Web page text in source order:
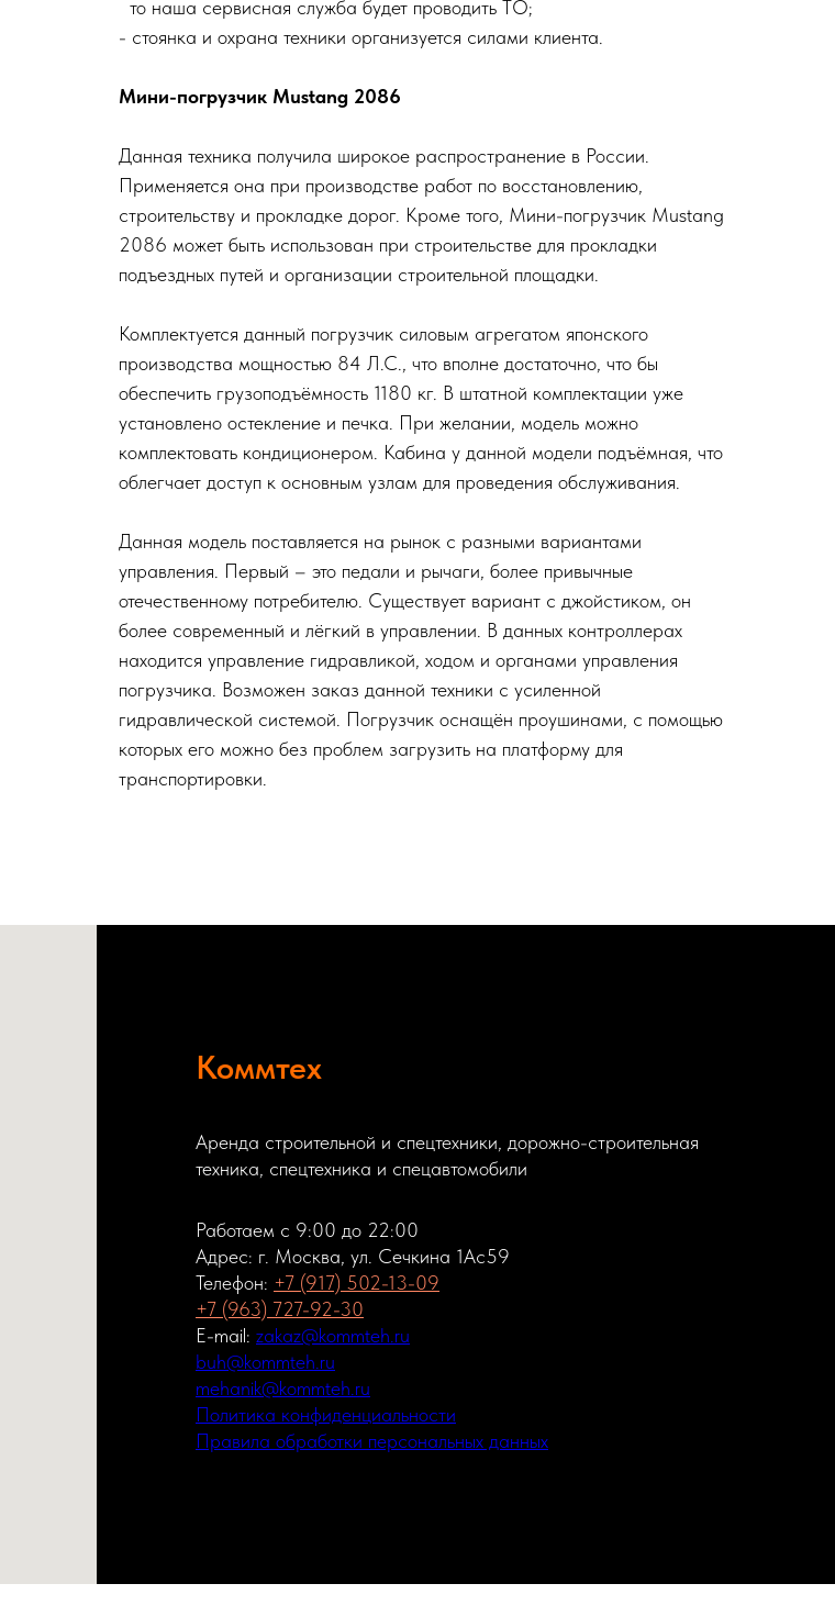
то наша сервисная служба будет проводить ТО;
- стоянка и охрана техники организуется силами клиента.
Мини-погрузчик Mustang 2086
Данная техника получила широкое распространение в России.
Применяется она при производстве работ по восстановлению,
строительству и прокладке дорог. Кроме того, Мини-погрузчик Mustang
2086 может быть использован при строительстве для прокладки
подъездных путей и организации строительной площадки.
Комплектуется данный погрузчик силовым агрегатом японского
производства мощностью 84 Л.С., что вполне достаточно, что бы
обеспечить грузоподъёмность 1180 кг. В штатной комплектации уже
установлено остекление и печка. При желании, модель можно
комплектовать кондиционером. Кабина у данной модели подъёмная, что
облегчает доступ к основным узлам для проведения обслуживания.
Данная модель поставляется на рынок с разными вариантами
управления. Первый – это педали и рычаги, более привычные
отечественному потребителю. Существует вариант с джойстиком, он
более современный и лёгкий в управлении. В данных контроллерах
находится управление гидравликой, ходом и органами управления
погрузчика. Возможен заказ данной техники с усиленной
гидравлической системой. Погрузчик оснащён проушинами, с помощью
которых его можно без проблем загрузить на платформу для
транспортировки.
Коммтех
Аренда строительной и спецтехники, дорожно-строительная
техника, спецтехника и спецавтомобили
Работаем с 9:00 до 22:00
Адрес: г. Москва, ул. Сечкина 1Ас59
Телефон: +7 (917) 502-13-09
+7 (963) 727-92-30
E-mail: zakaz@kommteh.ru
buh@kommteh.ru
mehanik@kommteh.ru
Политика конфиденциальности
Правила обработки персональных данных